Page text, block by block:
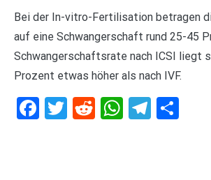
Bei der In-vitro-Fertilisation betragen
auf eine Schwangerschaft rund 25-45
Schwangerschaftsrate nach ICSI liegt
Prozent etwas höher als nach IVF.
Facebook
Twitter
RedditWhatsApp